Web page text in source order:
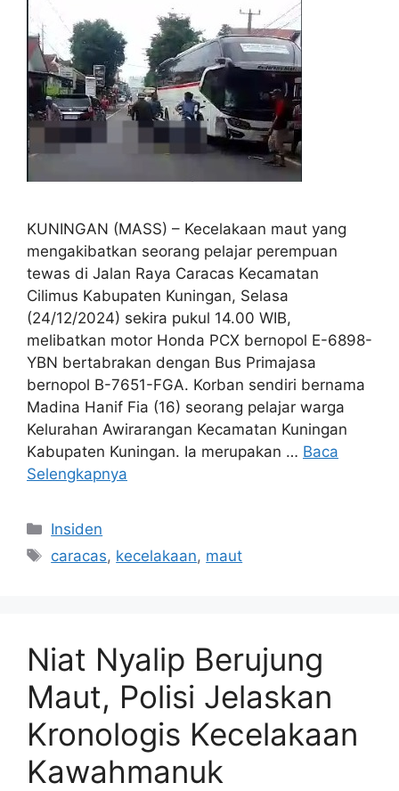
KUNINGAN (MASS) – Kecelakaan maut yang
mengakibatkan seorang pelajar perempuan
tewas di Jalan Raya Caracas Kecamatan
Cilimus Kabupaten Kuningan, Selasa
(24/12/2024) sekira pukul 14.00 WIB,
melibatkan motor Honda PCX bernopol E-6898-
YBN bertabrakan dengan Bus Primajasa
bernopol B-7651-FGA. Korban sendiri bernama
Madina Hanif Fia (16) seorang pelajar warga
Kelurahan Awirarangan Kecamatan Kuningan
Kabupaten Kuningan. Ia merupakan … Baca
Selengkapnya
Kategori
Insiden
Tag
caracas, kecelakaan, maut
Niat Nyalip Berujung
Maut, Polisi Jelaskan
Kronologis Kecelakaan
Kawahmanuk